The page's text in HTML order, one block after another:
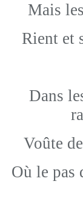
Mais
Rient et
Dans
Voûte
Où le pas